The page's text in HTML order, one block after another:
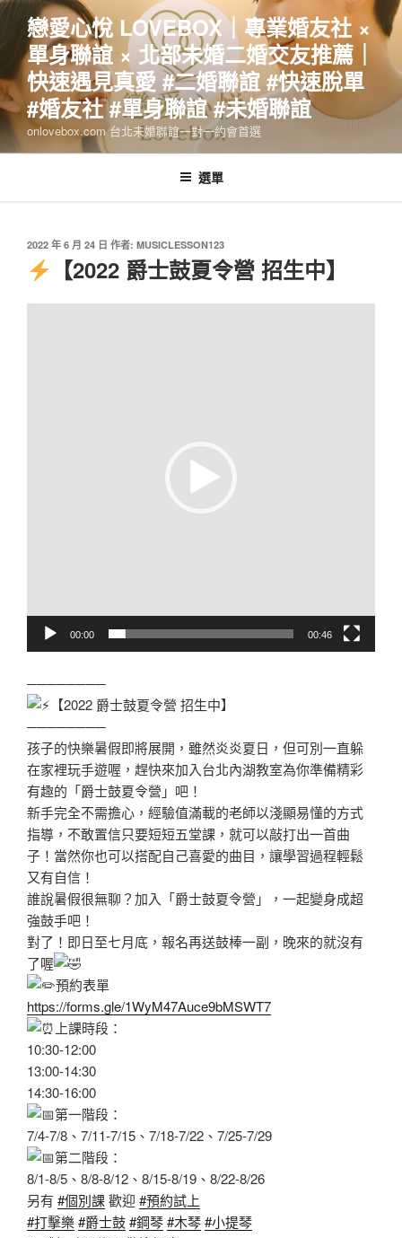
跳
主
要
內
容
戀愛心悅 LOVEBOX｜專業婚友社 ×
單身聯誼 × 北部未婚二婚交友推薦｜
快速遇見真愛 #二婚聯誼 #快速脫單
#婚友社 #單身聯誼 #未婚聯誼
onlovebox.com 台北未婚聯誼一對一約會首選
選單
發
於
2022 年 6 月 24 日 作者: MUSICLESSON123
【2022 爵士鼓夏令營 招生中】
00:00 00:46
────────
【2022 爵士鼓夏令營 招生中】
────────
孩子的快樂暑假即將展開，雖然炎炎夏日，但可別一直躲
在家裡玩手遊喔，趕快來加入台北內湖教室為你準備精彩
有趣的「爵士鼓夏令營」吧！
新手完全不需擔心，經驗值滿載的老師以淺顯易懂的方式
指導，不敢置信只要短短五堂課，就可以敲打出一首曲
子！當然你也可以搭配自己喜愛的曲目，讓學習過程輕鬆
又有自信！
誰說暑假很無聊？加入「爵士鼓夏令營」，一起變身成超
強鼓手吧！
對了！即日至七月底，報名再送鼓棒一副，晚來的就沒有
了喔
預約表單
https://forms.gle/1WyM47Auce9bMSWT7
上課時段：
10:30-12:00
13:00-14:30
14:30-16:00
第一階段：
7/4-7/8、7/11-7/15、7/18-7/22、7/25-7/29
第二階段：
8/1-8/5、8/8-8/12、8/15-8/19、8/22-8/26
另有 #個別課歡迎 #預約試上
#打擊樂#爵士鼓#鋼琴#木琴#小提琴